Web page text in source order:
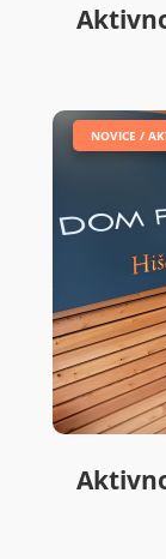
NOVICE /